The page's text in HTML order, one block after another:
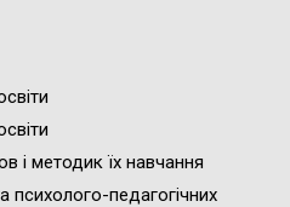
і методик їх навчання
психолого-педагогічних